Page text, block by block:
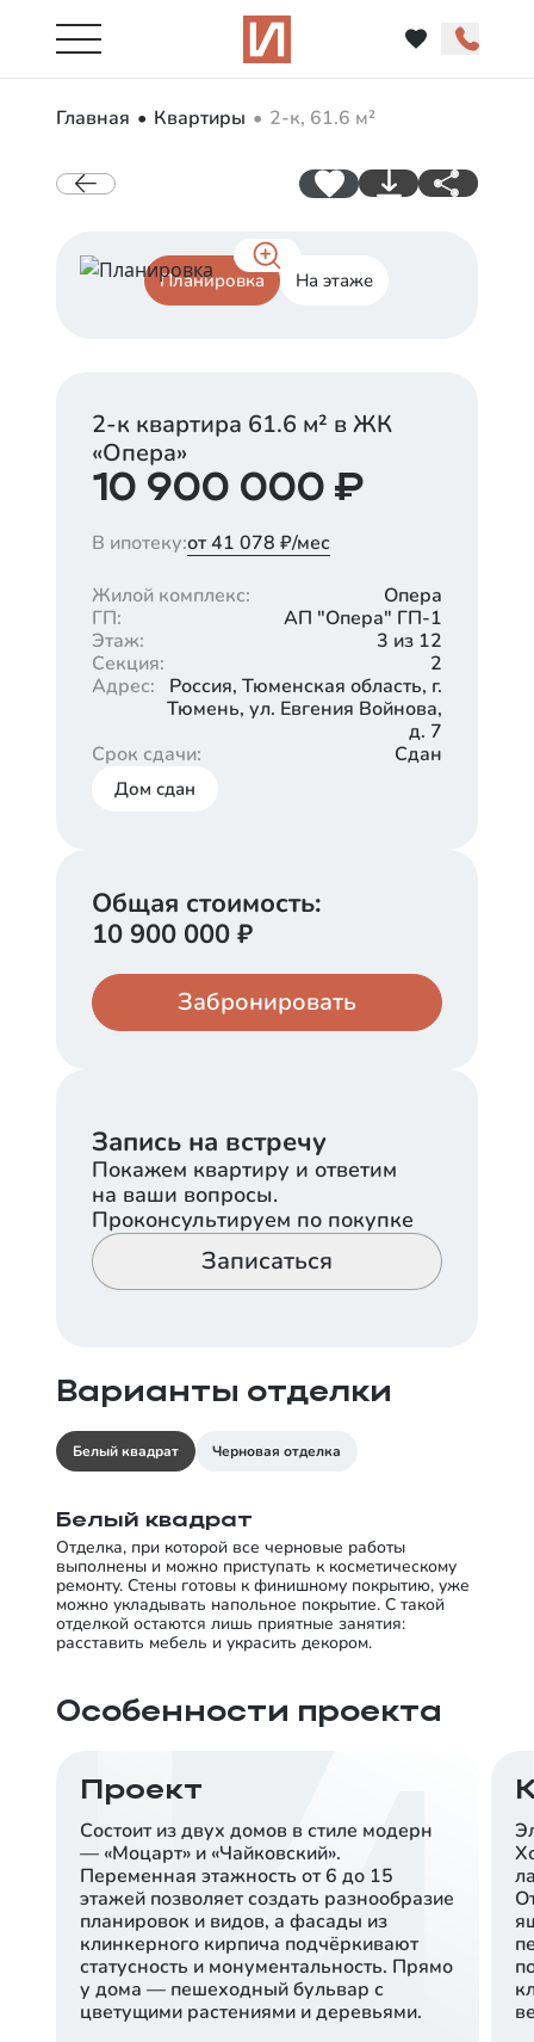
Главная Квартиры 2-к, 61.6 м²
Планировка На этаже
2-к квартира 61.6 м² в ЖК
«Опера»
10 900 000 ₽
В ипотеку:от 41 078 ₽/мес
Жилой комплекс:
Опера
ГП:
АП "Опера" ГП-1
Этаж:
3 из 12
Секция:
2
Адрес:
Россия, Тюменская область, г.
Тюмень, ул. Евгения Войнова,
д. 7
Срок сдачи: Сдан
Дом сдан
Общая стоимость:
10 900 000₽
Забронировать
Запись на встречу
Покажем квартиру и ответим
на ваши вопросы.
Проконсультируем по покупке
Записаться
Варианты отделки
Белый квадрат Черновая отделка
Белый квадрат
Отделка, при которой все черновые работы
выполнены и можно приступать к косметическому
ремонту. Стены готовы к финишному покрытию, уже
можно укладывать напольное покрытие. С такой
отделкой остаются лишь приятные занятия:
расставить мебель и украсить декором.
Особенности проекта
Проект
Состоит из двух домов в стиле модерн
— «Моцарт» и «Чайковский».
Переменная этажность от 6 до 15
этажей позволяет создать разнообразие
планировок и видов, а фасады из
клинкерного кирпича подчёркивают
статусность и монументальность. Прямо
у дома — пешеходный бульвар с
цветущими растениями и деревьями.